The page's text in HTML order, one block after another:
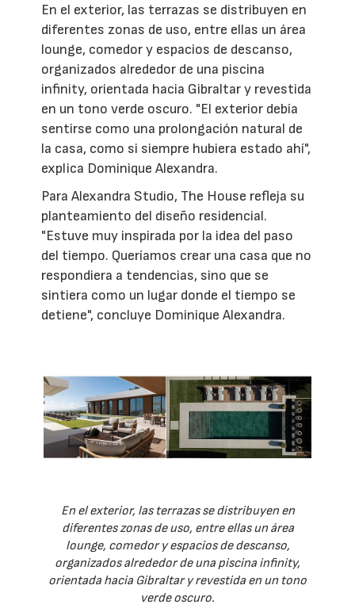
En el exterior, las terrazas se distribuyen en
diferentes zonas de uso, entre ellas un área
lounge, comedor y espacios de descanso,
organizados alrededor de una piscina
infinity, orientada hacia Gibraltar y revestida
en un tono verde oscuro. "El exterior debía
sentirse como una prolongación natural de
la casa, como si siempre hubiera estado ahí",
explica Dominique Alexandra.
Para Alexandra Studio, The House refleja su
planteamiento del diseño residencial.
"Estuve muy inspirada por la idea del paso
del tiempo. Queríamos crear una casa que no
respondiera a tendencias, sino que se
sintiera como un lugar donde el tiempo se
detiene", concluye Dominique Alexandra.
En el exterior, las terrazas se distribuyen en
diferentes zonas de uso, entre ellas un área
lounge, comedor y espacios de descanso,
organizados alrededor de una piscina infinity,
orientada hacia Gibraltar y revestida en un tono
verde oscuro.